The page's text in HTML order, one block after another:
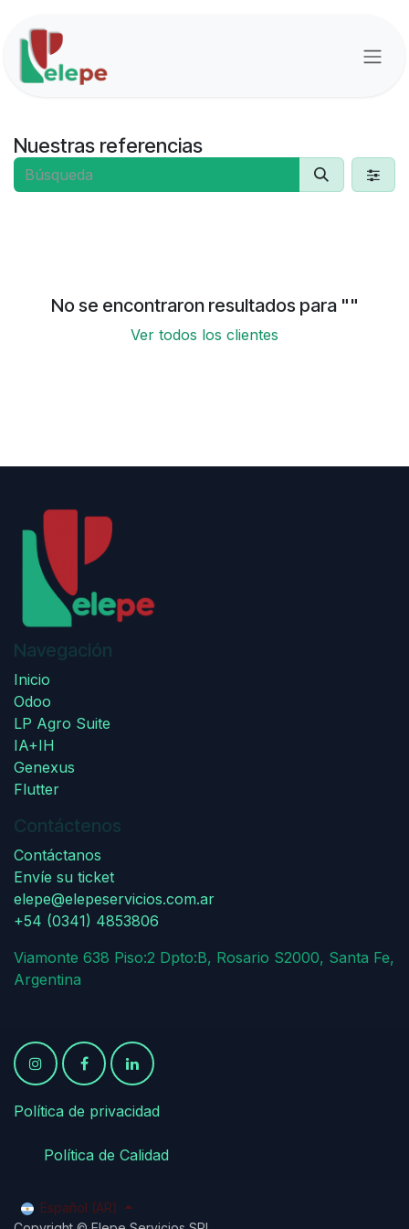
Nuestras referencias
No se encontraron resultados para ""
Ver todos los clientes
Navegación
Inicio
Odoo
LP Agro Suite
IA+IH
Genexus
Flutter
Contáctenos
Contáctanos
Envíe su ticket
elepe@elepeservicios.com.ar
+54 (0341) 4853806
Viamonte 638 Piso:2 Dpto:B, Rosario S2000, Santa Fe,
Argentina
Política de privacidad
​Política de Calidad
Español (AR)